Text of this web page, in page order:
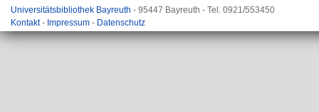
Universitätsbibliothek Bayreuth - 95447 Bayreuth - Tel. 0921/553450
Kontakt- Impressum - Datenschutz